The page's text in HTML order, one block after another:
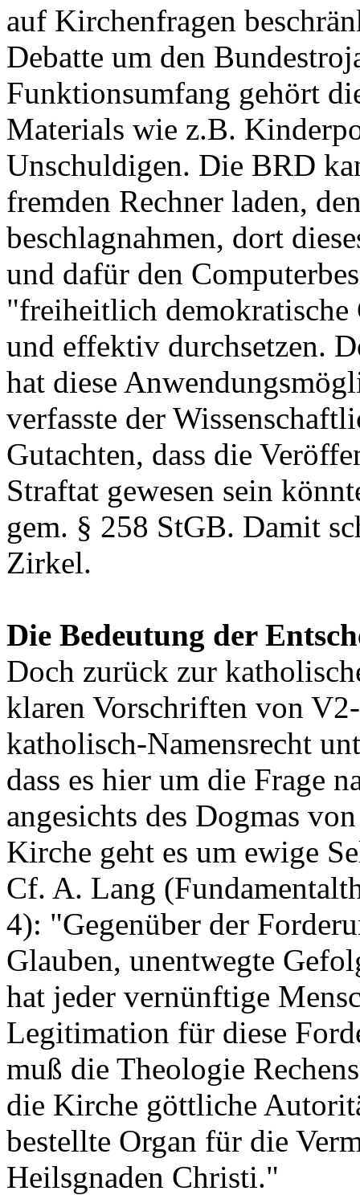
auf Kirchenfragen
Debatte um den
Funktionsumfang gehört
Materials wie z.B.
Unschuldigen. Die BRD
fremden Rechner laden,
beschlagnahmen, dort
und dafür den
"freiheitlich demokratische
und effektiv durchsetzen.
hat diese
verfasste der
Gutachten, dass die
Straftat gewesen sein
gem. § 258 StGB. Damit
Zirkel.
Die Bedeutung der
Doch zurück zur
klaren Vorschriften von
katholisch-Namensrecht
dass es hier um die Frage
angesichts des Dogmas
Kirche geht es um ewige
Cf. A. Lang
4): "Gegenüber der
Glauben, unentwegte
hat jeder vernünftige
Legitimation für diese
muß die Theologie
die Kirche göttliche
bestellte Organ für die
Heilsgnaden Christi."